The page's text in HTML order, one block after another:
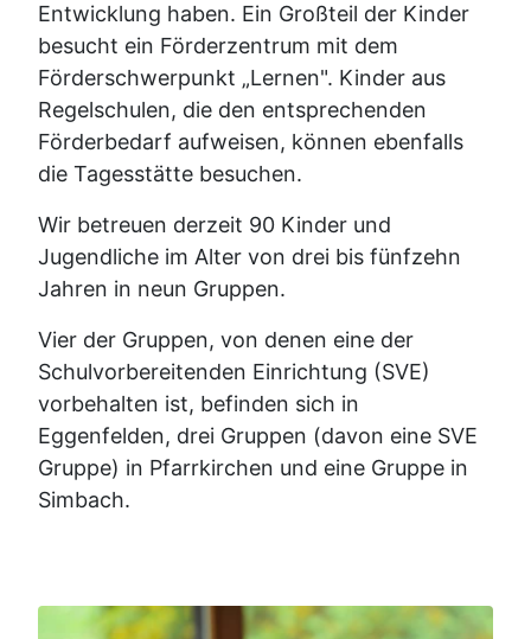
Entwicklung haben. Ein Großteil der Kinder
besucht ein Förderzentrum mit dem
Förderschwerpunkt „Lernen". Kinder aus
Regelschulen, die den entsprechenden
Förderbedarf aufweisen, können ebenfalls
die Tagesstätte besuchen.
Wir betreuen derzeit 90 Kinder und
Jugendliche im Alter von drei bis fünfzehn
Jahren in neun Gruppen.
Vier der Gruppen, von denen eine der
Schulvorbereitenden Einrichtung (SVE)
vorbehalten ist, befinden sich in
Eggenfelden, drei Gruppen (davon eine SVE
Gruppe) in Pfarrkirchen und eine Gruppe in
Simbach.